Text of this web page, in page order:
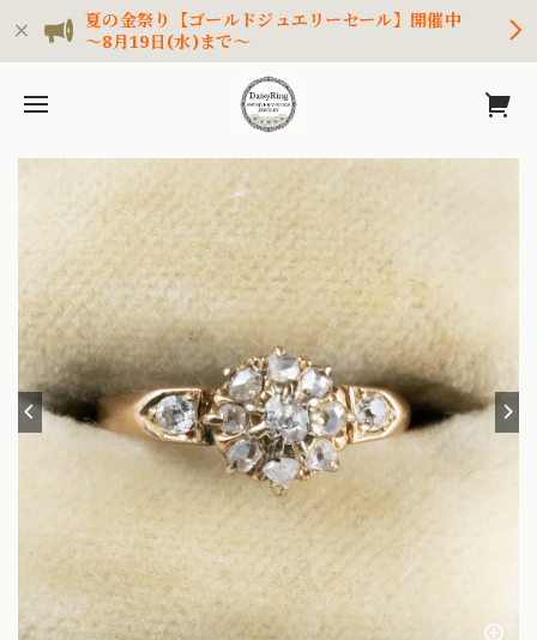
夏の金祭り【ゴールドジュエリーセール】開催中
～8月19日(水)まで～